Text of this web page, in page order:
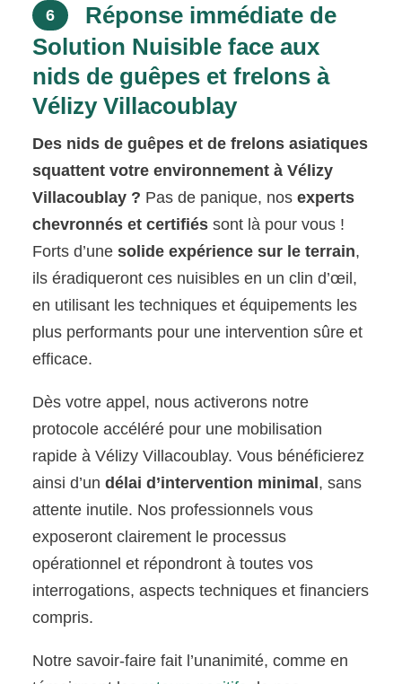
6
Réponse immédiate de
Solution Nuisible face aux
nids de guêpes et frelons à
Vélizy Villacoublay
Des nids de guêpes et de frelons asiatiques
squattent votre environnement à Vélizy
Villacoublay ? Pas de panique, nosexperts
chevronnés et certifiés sont là pour vous !
Forts d’unesolide expérience sur le terrain,
ils éradiqueront ces nuisibles en un clin d’œil,
en utilisant les techniques et équipements les
plus performants pour une intervention sûre et
efficace.
Dès votre appel, nous activerons notre
protocole accéléré pour une mobilisation
rapide à Vélizy Villacoublay. Vous bénéficierez
ainsi d’undélai d’intervention minimal, sans
attente inutile. Nos professionnels vous
exposeront clairement le processus
opérationnel et répondront à toutes vos
interrogations, aspects techniques et financiers
compris.
Notre savoir-faire fait l’unanimité, comme en